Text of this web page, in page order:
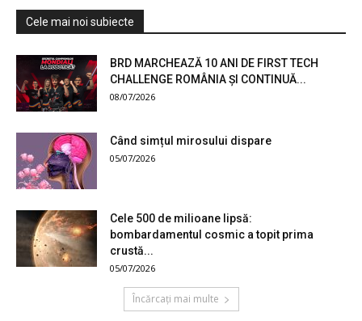
Cele mai noi subiecte
BRD MARCHEAZĂ 10 ANI DE FIRST TECH
CHALLENGE ROMÂNIA ȘI CONTINUĂ...
08/07/2026
Când simțul mirosului dispare
05/07/2026
Cele 500 de milioane lipsă:
bombardamentul cosmic a topit prima
crustă...
05/07/2026
Încărcați mai multe